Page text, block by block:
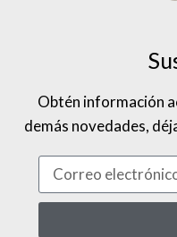
Obtén información
demás novedades,